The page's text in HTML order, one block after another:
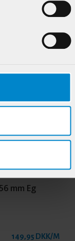
118,95 DKK/M
mm Eg
149,95 DKK/M